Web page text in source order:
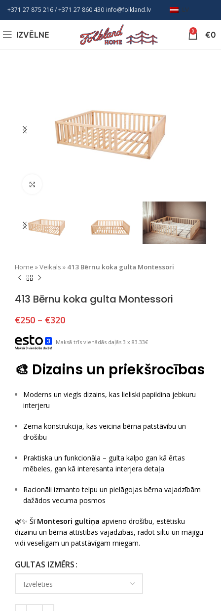
+371 27 875 216/ +371 27 860 430 info@folkland.lv LV
IZVĒLNE 0 €0
Home »Veikals » 413 Bērnu koka gulta Montessori
413 Bērnu koka gulta Montessori
€250 – €320
Maksā trīs vienādās daļās 3 x 83.33€
🎨 Dizains un priekšrocības
Moderns un viegls dizains, kas lieliski papildina jebkuru
interjeru
Zema konstrukcija, kas veicina bērna patstāvību un
drošību
Praktiska un funkcionāla – gulta kalpo gan kā ērtas
mēbeles, gan kā interesanta interjera detaļa
Racionāli izmanto telpu un pielāgojas bērna vajadzībām
dažādos vecuma posmos
🌿✨ Šī Montesori gultiņa apvieno drošību, estētisku
dizainu un bērna attīstības vajadzības, radot siltu un mājīgu
vidi veselīgam un patstāvīgam miegam.
GULTAS IZMĒRS